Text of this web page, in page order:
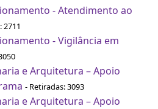
- Atendimento ao
2711
- Vigilância em
e Arquitetura – Apoio
- Retiradas: 3093
e Arquitetura – Apoio